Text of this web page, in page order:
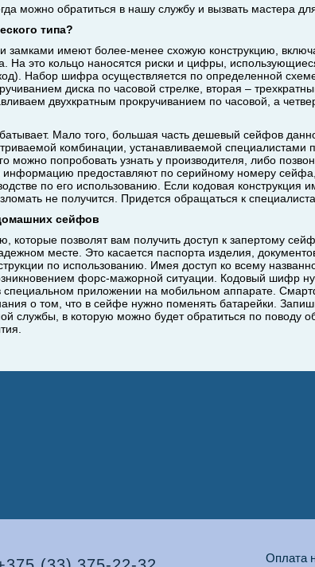
можно обратиться в нашу службу и вызвать мастера
типа?
замками имеют более-менее схожую конструкцию,
На это кольцо наносятся риски и цифры,
Набор шифра осуществляется по определенной
диска по часовой стрелке, вторая –
двухкратным прокручиванием по часовой, а
Мало того, большая часть дешевый сейфов
комбинации, устанавливаемой специалистами
можно попробовать узнать у производителя, либо
информацию предоставляют по серийному номеру
по его использованию. Если кодовая конструкция
не получится. Придется обращаться к
сейфов
позволят вам получить доступ к запертому
месте. Это касается паспорта изделия,
по использованию. Имея доступ ко всему
форс-мажорной ситуации. Кодовый шифр
специальном приложении на мобильном аппарате.
о том, что в сейфе нужно поменять батарейки.
службы, в которую можно будет обратиться по поводу
Оплата